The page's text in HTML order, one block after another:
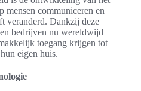
mensen communiceren en
veranderd. Dankzij deze
bedrijven nu wereldwijd
toegang krijgen tot
eigen huis.